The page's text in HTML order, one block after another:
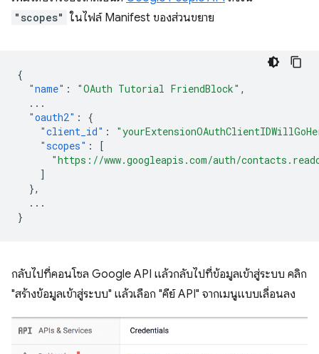
"scopes" ในไฟล์ Manifest ของส่วนขยาย
{
"name" : "OAuth Tutorial FriendBlock" ,
...
"oauth2" :
{
"client_id" :
"scopes" :
[
"https://www.googleapis.com/auth/
]
},
...
}
กลับไปที่คอนโซล Google API แล้วกลับไปที่ข้อมูลเข้าสู่ระบบ คลิก
"สร้างข้อมูลเข้าสู่ระบบ" แล้วเลือก "คีย์ API" จากเมนูแบบเลื่อนลง